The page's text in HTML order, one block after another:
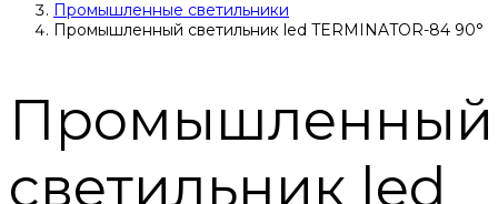
Промышленные светильники
Промышленный светильник led TERMINATOR-84 90°
Промышленный
светильник led